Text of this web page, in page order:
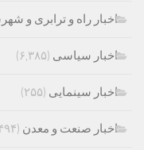
اخبار راه و ترابری و
اخبار سیاسی (۶,۳۸۵)
اخبار سینمایی (۲۵۵)
اخبار صنعت و معدن (۴۹۴)